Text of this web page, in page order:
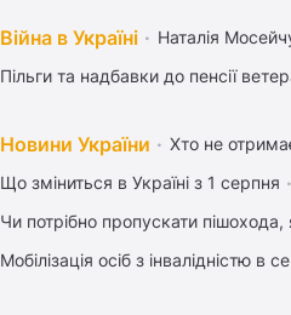
Війна в Україні Наталія
Пільги та надбавки до пенсії
Новини України Хто не
Що зміниться в Україні з 1 серпня
Чи потрібно пропускати пішохода,
Мобілізація осіб з інвалідністю в